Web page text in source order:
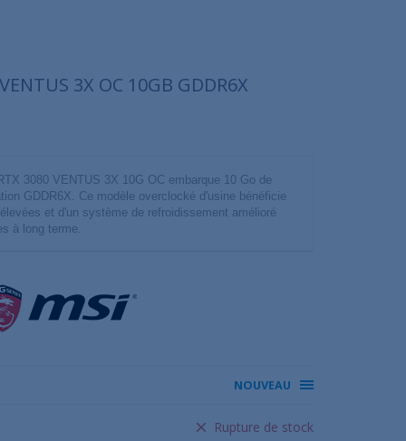
3X OC 10GB GDDR6X
3080 VENTUS 3X 10G OC embarque 10 Go de
GDDR6X. Ce modèle overclocké d'usine bénéficie
et d'un système de refroidissement amélioré
à long terme.
NOUVEAU
Rupture de stock